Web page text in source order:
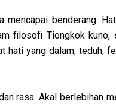
mencapai benderang.
filosofi Tiongkok
hati yang dalam, teduh,
rasa. Akal berlebihan